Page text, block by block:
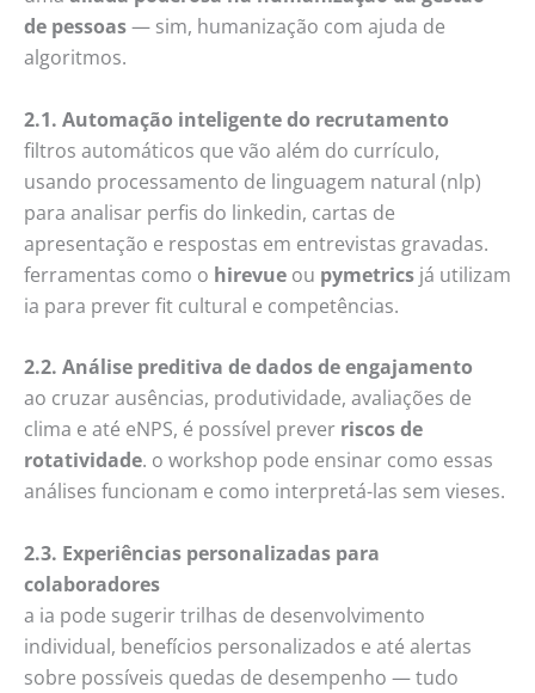
de pessoas— sim, humanização com ajuda de
algoritmos.
2.1. Automação inteligente do recrutamento
filtros automáticos que vão além do currículo,
usando processamento de linguagem natural (nlp)
para analisar perfis do linkedin, cartas de
apresentação e respostas em entrevistas gravadas.
ferramentas como o hirevue ou pymetrics já utilizam
ia para prever fit cultural e competências.
2.2. Análise preditiva de dados de engajamento
ao cruzar ausências, produtividade, avaliações de
clima e até eNPS, é possível prever riscos de
rotatividade. o workshop pode ensinar como essas
análises funcionam e como interpretá-las sem vieses.
2.3. Experiências personalizadas para
colaboradores
a ia pode sugerir trilhas de desenvolvimento
individual, benefícios personalizados e até alertas
sobre possíveis quedas de desempenho — tudo